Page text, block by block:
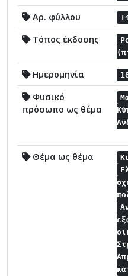
Αρ. φύλλου
Τόπος έκδοσης
Ημερομηνία
Φυσικό
πρόσωπο ως θέμα
Θέμα ως θέμα